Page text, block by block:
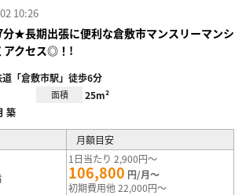
10:26
★長期出張に便利な倉敷市マンスリーマンシ
アクセス◎！!
「倉敷市駅」徒歩6分
面積 25m²
築
月額目安
1日当たり 2,900円～
106,800 円/月～
初期費用他 22,000円～